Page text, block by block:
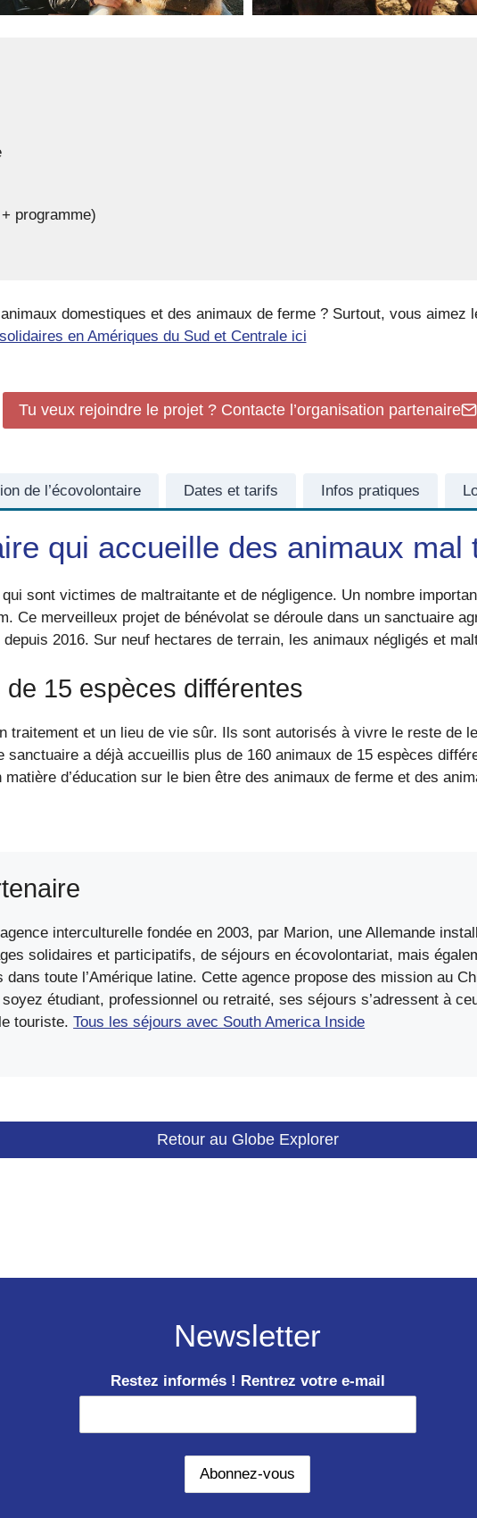
programme)
domestiques et des animaux de ferme ? Surtout, vous aimez
en Amériques du Sud et Centrale ici
Tu veux rejoindre le projet ? Contacte l’organisation partenaire
de l’écovolontaire Dates et tarifs Infos pratiques
qui accueille des animaux mal
sont victimes de maltraitante et de négligence. Un nombre
Ce merveilleux projet de bénévolat se déroule dans un sanctuaire
2016. Sur neuf hectares de terrain, les animaux négligés et
15 espèces différentes
traitement et un lieu de vie sûr. Ils sont autorisés à vivre le reste de
sanctuaire a déjà accueillis plus de 160 animaux de 15 espèces
d’éducation sur le bien être des animaux de ferme et des
interculturelle fondée en 2003, par Marion, une Allemande
solidaires et participatifs, de séjours en écovolontariat, mais
dans toute l’Amérique latine. Cette agence propose des mission au
étudiant, professionnel ou retraité, ses séjours s’adressent à
touriste.Tous les séjours avec South America Inside
Retour au Globe Explorer
Newsletter
Restez informés ! Rentrez votre e-mail